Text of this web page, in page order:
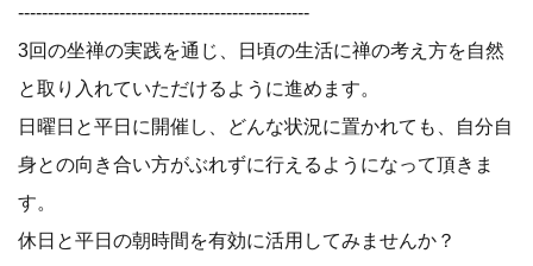
-------------------------------------------------
3回の坐禅の実践を通じ、日頃の生活に禅の考え方を自然
と取り入れていただけるように進めます。
日曜日と平日に開催し、どんな状況に置かれても、自分自
身との向き合い方がぶれずに行えるようになって頂きま
す。
休日と平日の朝時間を有効に活用してみませんか？